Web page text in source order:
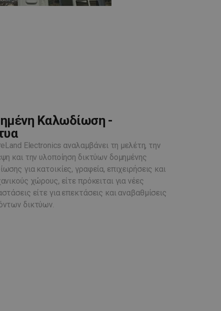
Καλωδίωση -
Electronics αναλαμβάνει τη μελέτη, την
και την υλοποίηση δικτύων δομημένης
για κατοικίες, γραφεία, επιχειρήσεις και
χώρους, είτε πρόκειται για νέες
είτε για επεκτάσεις και αναβαθμίσεις
δικτύων.